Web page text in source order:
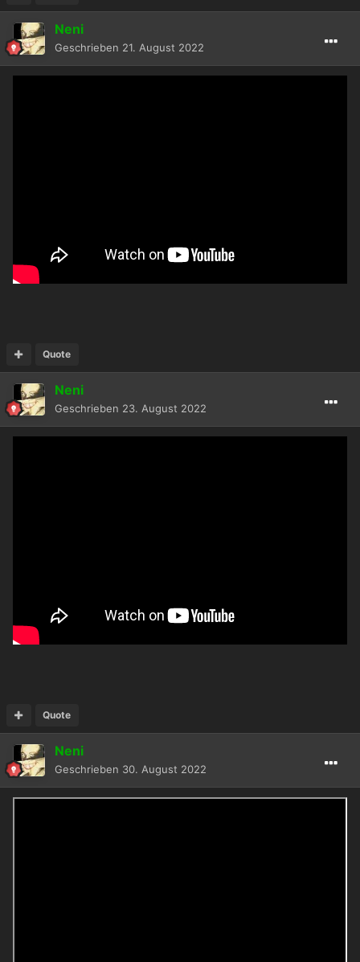
Neni
Geschrieben 21. August 2022
Quote
Neni
Geschrieben 23. August 2022
Quote
Neni
Geschrieben 30. August 2022